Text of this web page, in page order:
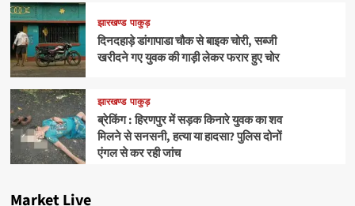
झारखण्ड पाकुड़
दिनदहाड़े डांगापाडा चौक से बाइक चोरी, सब्जी
खरीदने गए युवक की गाड़ी लेकर फरार हुए चोर
झारखण्ड पाकुड़
ब्रेकिंग : हिरणपुर में सड़क किनारे युवक का शव
मिलने से सनसनी, हत्या या हादसा? पुलिस दोनों
एंगल से कर रही जांच
Market Live